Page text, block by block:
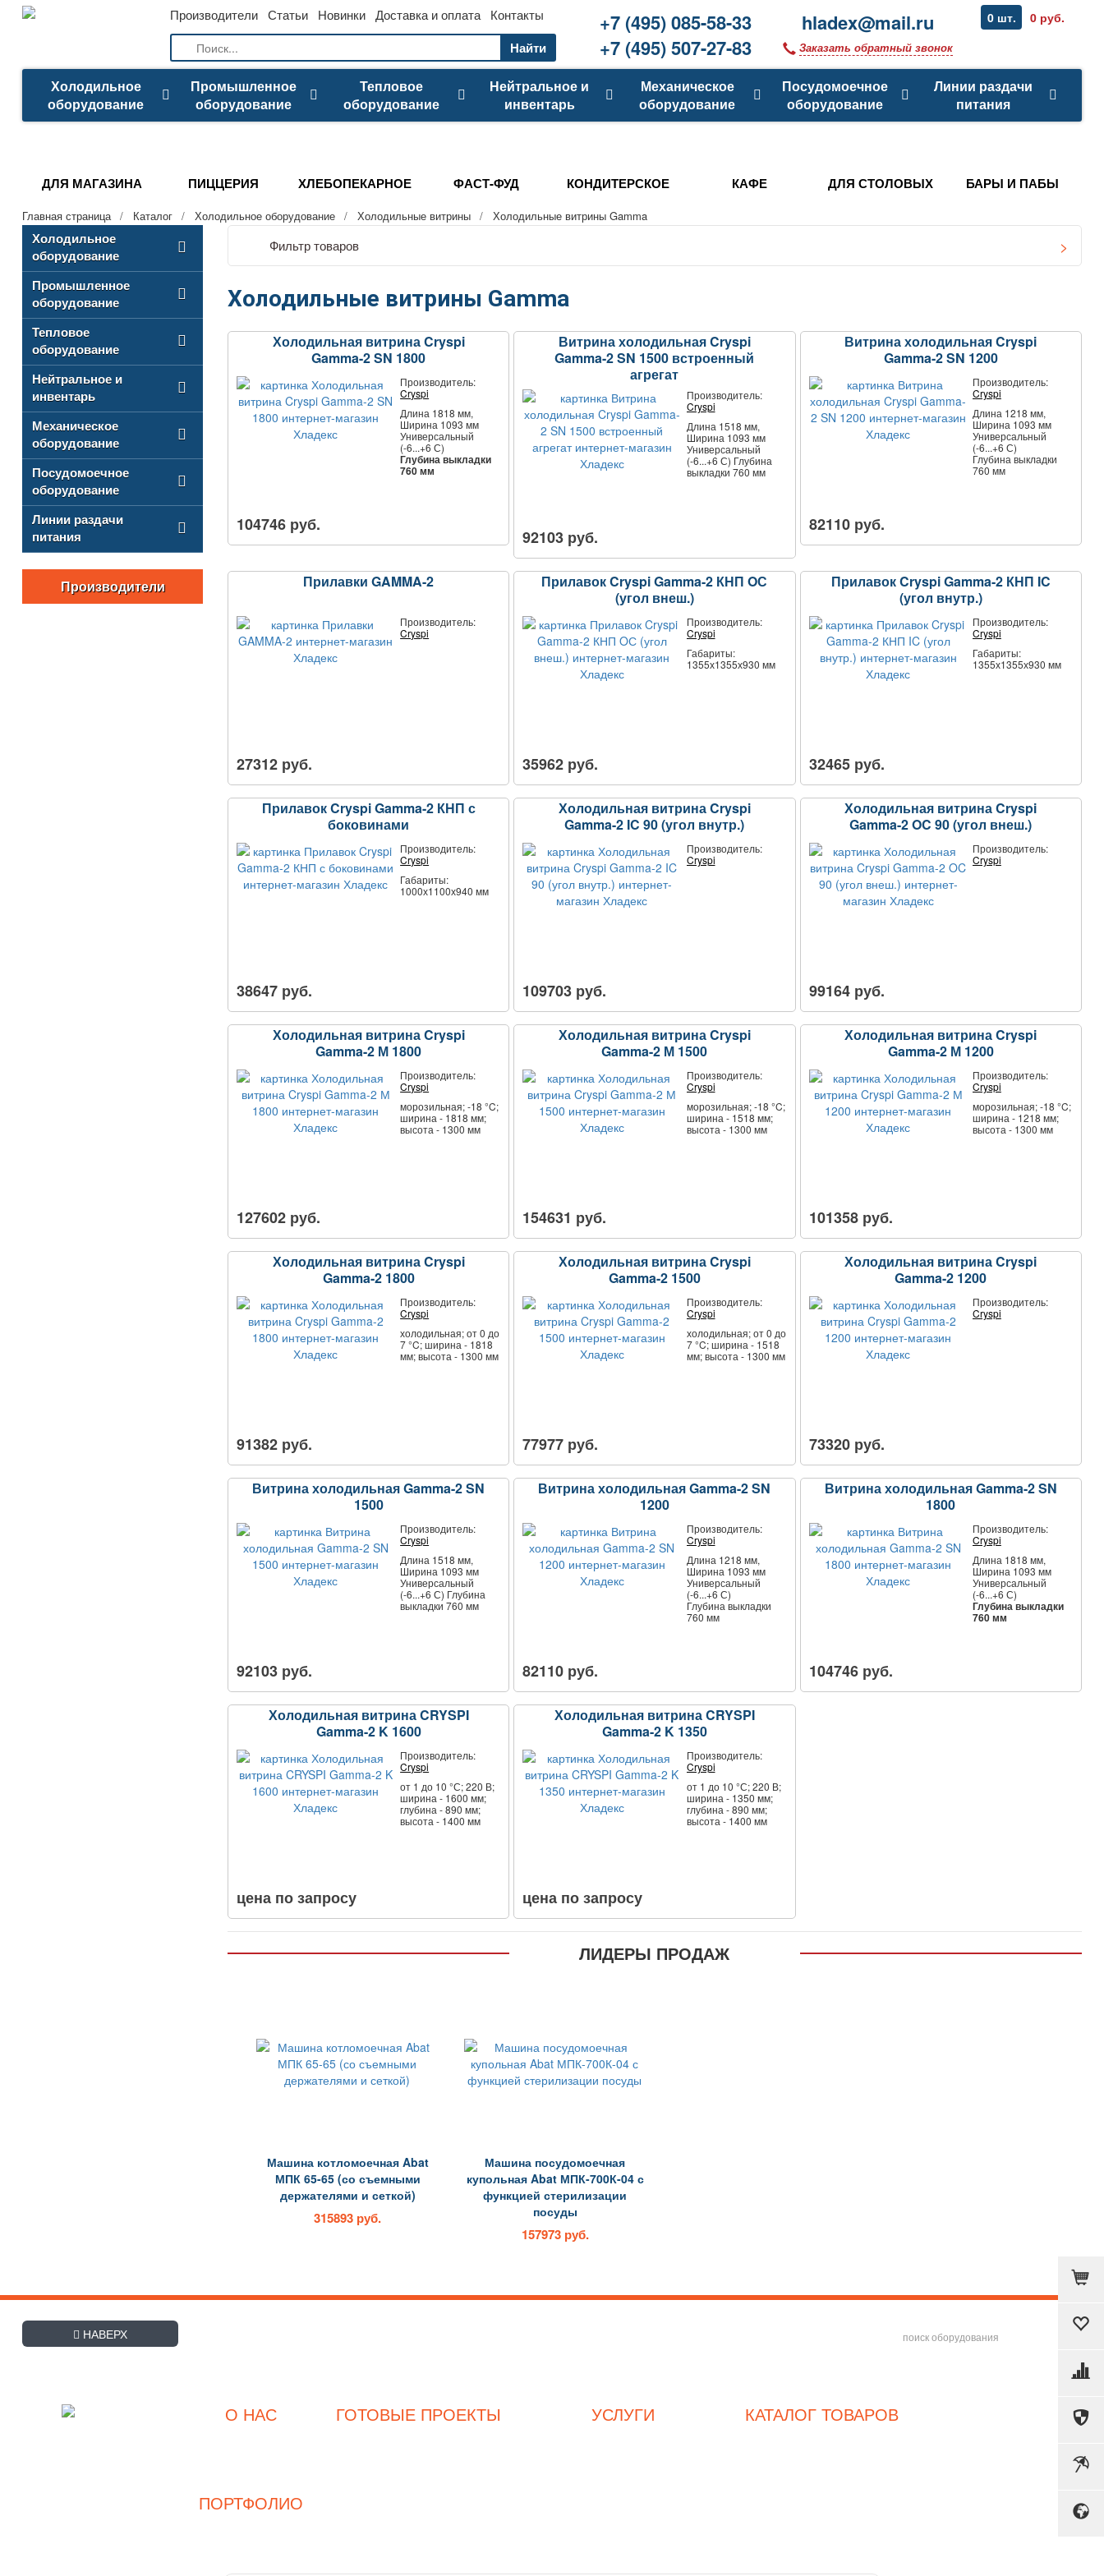
Производители Статьи Новинки Доставка и оплата Контакты
Найти
+7 (495) 085-58-33
+7 (495) 507-27-83
hladex@mail.ru
Заказать обратный звонок
0 шт. 0 руб.
Холодильное
оборудование
Промышленное
оборудование
Тепловое
оборудование
Нейтральное и
инвентарь
Механическое
оборудование
Посудомоечное
оборудование
Линии раздачи
питания
ДЛЯ МАГАЗИНА ПИЦЦЕРИЯ ХЛЕБОПЕКАРНОЕ ФАСТ-ФУД КОНДИТЕРСКОЕ КАФЕ ДЛЯ СТОЛОВЫХ БАРЫ И ПАБЫ
Главная страница / Каталог / Холодильное оборудование / Холодильные витрины / Холодильные витрины Gamma
Холодильное
оборудование
Промышленное
оборудование
Тепловое
оборудование
Нейтральное и
инвентарь
Механическое
оборудование
Посудомоечное
оборудование
Линии раздачи
питания
Производители
Фильтр товаров
Холодильные витрины Gamma
Холодильная витрина Cryspi
Gamma-2 SN 1800
Производитель:
Cryspi
Длина 1818 мм,
Ширина 1093 мм
Универсальный
(-6...+6 С)
Глубина выкладки
760 мм
104746 руб.
Витрина холодильная Cryspi
Gamma-2 SN 1500 встроенный
агрегат
Производитель:
Cryspi
Длина 1518 мм,
Ширина 1093 мм
Универсальный
(-6...+6 С) Глубина
выкладки 760 мм
92103 руб.
Витрина холодильная Cryspi
Gamma-2 SN 1200
Производитель:
Cryspi
Длина 1218 мм,
Ширина 1093 мм
Универсальный
(-6...+6 С)
Глубина выкладки
760 мм
82110 руб.
Прилавки GAMMA-2
Производитель:
Cryspi
27312 руб.
Прилавок Cryspi Gamma-2 КНП OС
(угол внеш.)
Производитель:
Cryspi
Габариты:
1355х1355х930 мм
35962 руб.
Прилавок Cryspi Gamma-2 КНП IC
(угол внутр.)
Производитель:
Cryspi
Габариты:
1355х1355х930 мм
32465 руб.
Прилавок Cryspi Gamma-2 КНП с
боковинами
Производитель:
Cryspi
Габариты:
1000х1100х940 мм
38647 руб.
Холодильная витрина Cryspi
Gamma-2 IC 90 (угол внутр.)
Производитель:
Cryspi
109703 руб.
Холодильная витрина Cryspi
Gamma-2 OC 90 (угол внеш.)
Производитель:
Cryspi
99164 руб.
Холодильная витрина Cryspi
Gamma-2 М 1800
Производитель:
Cryspi
морозильная; -18 °C;
ширина - 1818 мм;
высота - 1300 мм
127602 руб.
Холодильная витрина Cryspi
Gamma-2 М 1500
Производитель:
Cryspi
морозильная; -18 °C;
ширина - 1518 мм;
высота - 1300 мм
154631 руб.
Холодильная витрина Cryspi
Gamma-2 М 1200
Производитель:
Cryspi
морозильная; -18 °C;
ширина - 1218 мм;
высота - 1300 мм
101358 руб.
Холодильная витрина Cryspi
Gamma-2 1800
Производитель:
Cryspi
холодильная; от 0 до
7 °C; ширина - 1818
мм; высота - 1300 мм
91382 руб.
Холодильная витрина Cryspi
Gamma-2 1500
Производитель:
Cryspi
холодильная; от 0 до
7 °C; ширина - 1518
мм; высота - 1300 мм
77977 руб.
Холодильная витрина Cryspi
Gamma-2 1200
Производитель:
Cryspi
73320 руб.
Витрина холодильная Gamma-2 SN
1500
Производитель:
Cryspi
Длина 1518 мм,
Ширина 1093 мм
Универсальный
(-6...+6 С) Глубина
выкладки 760 мм
92103 руб.
Витрина холодильная Gamma-2 SN
1200
Производитель:
Cryspi
Длина 1218 мм,
Ширина 1093 мм
Универсальный
(-6...+6 С)
Глубина выкладки
760 мм
82110 руб.
Витрина холодильная Gamma-2 SN
1800
Производитель:
Cryspi
Длина 1818 мм,
Ширина 1093 мм
Универсальный
(-6...+6 С)
Глубина выкладки
760 мм
104746 руб.
Холодильная витрина CRYSPI
Gamma-2 K 1600
Производитель:
Cryspi
от 1 до 10 °С; 220 В;
ширина - 1600 мм;
глубина - 890 мм;
высота - 1400 мм
цена по запросу
Холодильная витрина CRYSPI
Gamma-2 K 1350
Производитель:
Cryspi
от 1 до 10 °С; 220 В;
ширина - 1350 мм;
глубина - 890 мм;
высота - 1400 мм
цена по запросу
ЛИДЕРЫ ПРОДАЖ
Машина котломоечная Abat
МПК 65-65 (со съемными
держателями и сеткой)
315893 руб.
Машина посудомоечная
купольная Abat МПК-700К-04 с
функцией стерилизации
посуды
157973 руб.
НАВЕРХ
О НАС
ПОРТФОЛИО
ГОТОВЫЕ ПРОЕКТЫ УСЛУГИ КАТАЛОГ ТОВАРОВ